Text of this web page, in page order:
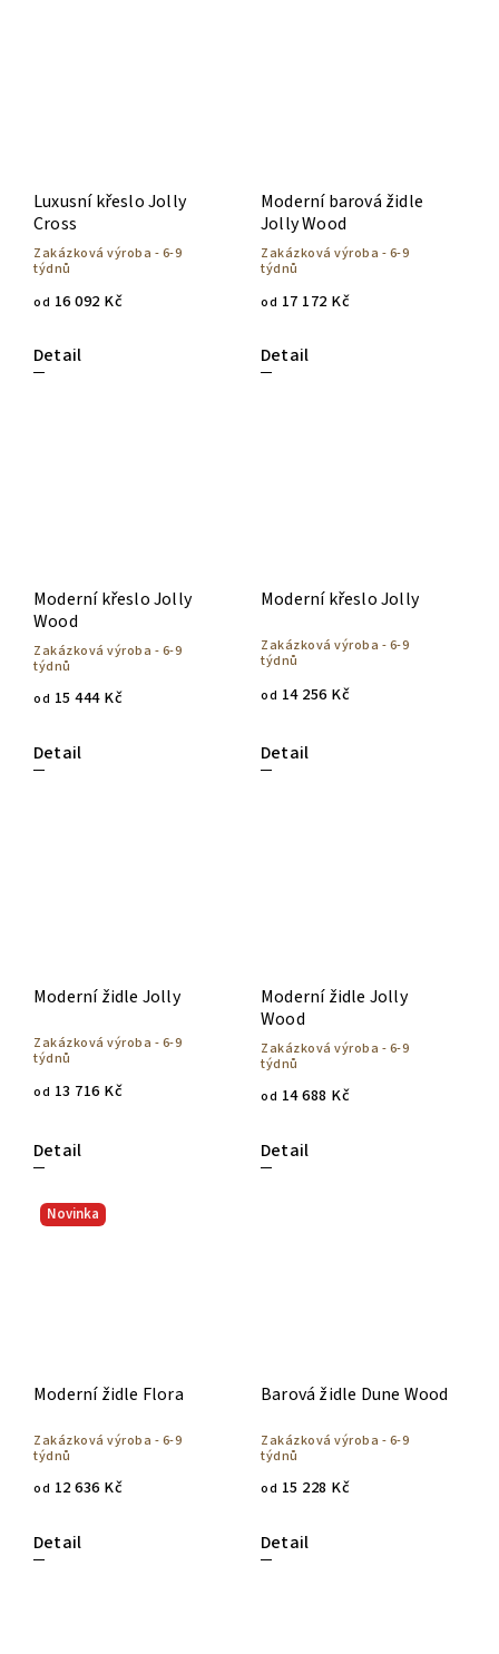
Luxusní křeslo Jolly
Cross
Zakázková výroba - 6-9
týdnů
od 16 092 Kč
Detail
Moderní barová židle
Jolly Wood
Zakázková výroba - 6-9
týdnů
od 17 172 Kč
Detail
Moderní křeslo Jolly
Wood
Zakázková výroba - 6-9
týdnů
od 15 444 Kč
Detail
Moderní křeslo Jolly
Zakázková výroba - 6-9
týdnů
od 14 256 Kč
Detail
Moderní židle Jolly
Zakázková výroba - 6-9
týdnů
od 13 716 Kč
Detail
Moderní židle Jolly
Wood
Zakázková výroba - 6-9
týdnů
od 14 688 Kč
Detail
Novinka
Moderní židle Flora
Zakázková výroba - 6-9
týdnů
od 12 636 Kč
Detail
Barová židle Dune Wood
Zakázková výroba - 6-9
týdnů
od 15 228 Kč
Detail